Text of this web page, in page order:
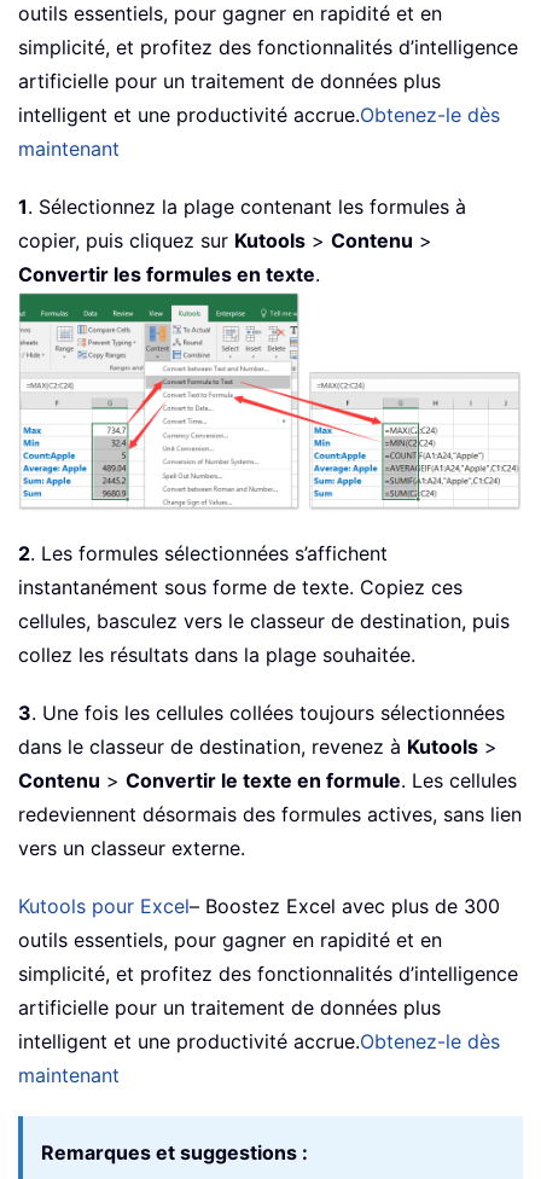
outils essentiels, pour gagner en rapidité et en
simplicité, et profitez des fonctionnalités d’intelligence
artificielle pour un traitement de données plus
intelligent et une productivité accrue.Obtenez-le dès
maintenant
1. Sélectionnez la plage contenant les formules à
copier, puis cliquez sur Kutools > Contenu >
Convertir les formules en texte.
2. Les formules sélectionnées s’affichent
instantanément sous forme de texte. Copiez ces
cellules, basculez vers le classeur de destination, puis
collez les résultats dans la plage souhaitée.
3. Une fois les cellules collées toujours sélectionnées
dans le classeur de destination, revenez à Kutools >
Contenu > Convertir le texte en formule. Les cellules
redeviennent désormais des formules actives, sans lien
vers un classeur externe.
Kutools pour Excel– Boostez Excel avec plus de 300
outils essentiels, pour gagner en rapidité et en
simplicité, et profitez des fonctionnalités d’intelligence
artificielle pour un traitement de données plus
intelligent et une productivité accrue.Obtenez-le dès
maintenant
Remarques et suggestions :